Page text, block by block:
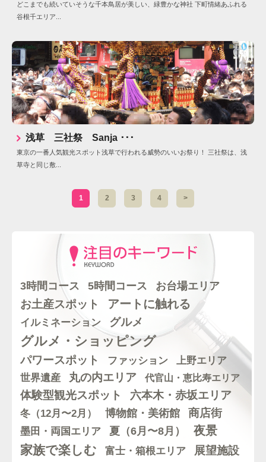
どこまでも続いていそうな千本鳥居が美しい、緑豊かな神社 下町情緒あふれる
谷根千エリア...
浅草 三社祭 Sanja ･･･
東京の一番人気観光スポット浅草で行われる威勢のいいお祭り！ 三社祭は、浅
草寺と同じ敷...
1 2 3 4 >
3時間コース 5時間コース お台場エリア
お土産スポット アートに触れる
イルミネーション グルメ
グルメ・ショッピング
パワースポット ファッション 上野エリア
世界遺産 丸の内エリア 代官山・恵比寿エリア
体験型観光スポット 六本木・赤坂エリア
冬（12月〜2月） 博物館・美術館 商店街
墨田・両国エリア 夏（6月〜8月） 夜景
家族で楽しむ 富士・箱根エリア 展望施設